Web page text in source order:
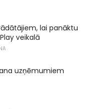
lai panāktu
veikalā
uzņēmumiem